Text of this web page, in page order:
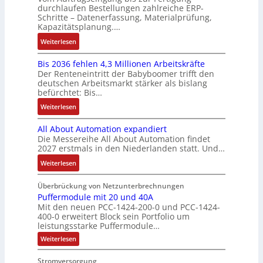
t
w
i
c
k
l
u
n
g
s
i
t
i
v
e
M
o
m
e
n
t
a
u
f
n
a
h
m
e
,
g
o
t
i
k
i
n
F
a
n
u
c
C
N
C
-
S
y
s
t
e
m
e
G
e
s
c
h
ä
f
t
s
f
h
r
e
r
u
m
V
o
r
s
t
è
m
e
s
:
Q
2
-
E
r
g
e
b
n
i
s
s
e
b
e
s
V
e
r
t
r
i
e
b
s
-
u
n
d
M
a
r
k
e
t
i
n
g
durchlaufen Bestellungen zahlreiche ERP-
Schritte – Datenerfassung, Materialprüfung,
Kapazitätsplanung.…
Weiterlesen:
K
I
b
r
a
u
c
h
t
S
t
r
u
k
t
u
r
Bis 2036 fehlen 4,3 Millionen Arbeitskräfte
Der Renteneintritt der Babyboomer trifft den
deutschen Arbeitsmarkt stärker als bislang
befürchtet: Bis…
Weiterlesen:
B
i
s
2
0
3
6
f
e
h
l
e
n
All About Automation expandiert
Die Messereihe All About Automation findet
2027 erstmals in den Niederlanden statt. Und…
Weiterlesen:
A
l
l
A
b
o
u
t
Überbrückung von Netzunterbrechnungen
Puffermodule mit 20 und 40A
Mit den neuen PCC-1424-200-0 und PCC-1424-
400-0 erweitert Block sein Portfolio um
leistungsstarke Puffermodule…
Weiterlesen:
P
Stromversorgung